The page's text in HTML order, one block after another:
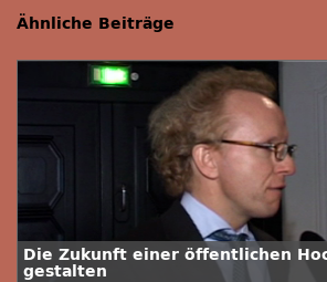
Ähnliche Beiträge
Die Zukunft einer öffentlichen
gestalten